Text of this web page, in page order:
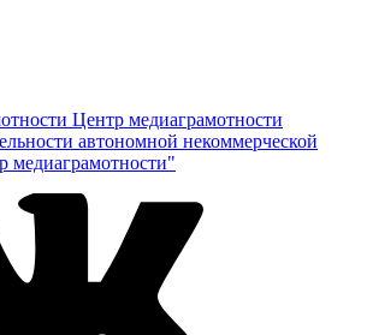
Центр медиаграмотности
автономной некоммерческой
медиаграмотности"